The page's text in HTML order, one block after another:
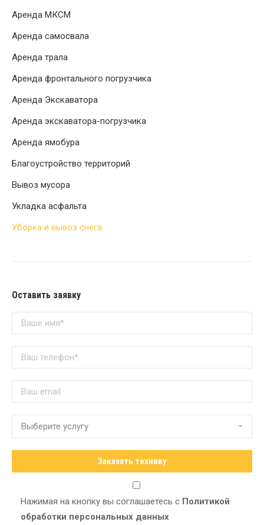
Аренда МКСМ
Аренда самосвала
Аренда трала
Аренда фронтального погрузчика
Аренда Экскаватора
Аренда экскаватора-погрузчика
Аренда ямобура
Благоустройство территорий
Вывоз мусора
Укладка асфальта
Уборка и вывоз снега
Оставить заявку
Нажимая на кнопку вы соглашаетесь с Политикой
обработки персональных данных